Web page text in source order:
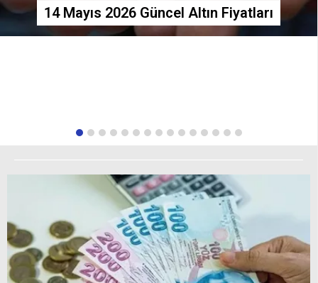
14 Mayıs 2026 Güncel Altın Fiyatları